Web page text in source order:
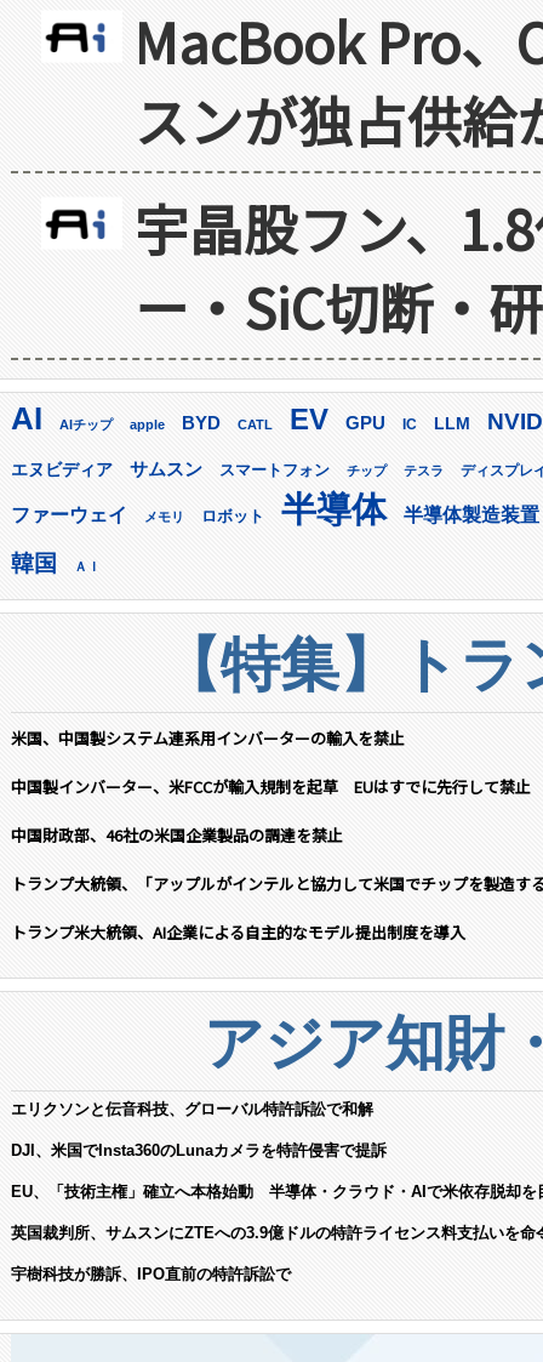
MacBook Pro
スンが独占供給
宇晶股フン、
ー・SiC切断・
AI AIチップ apple BYD CATL EV GPU IC LLM
エヌビディア サムスン スマートフォン チップ テスラ ディスプレ
ファーウェイ メモリ ロボット 半導体 半導体製造装置
韓国 ＡＩ
【特集】ト
米国、中国製システム連系用インバーターの輸入を禁止
中国製インバーター、米FCCが輸入規制を起草 EUはすでに先行して禁止
中国財政部、46社の米国企業製品の調達を禁止
トランプ大統領、「アップルがインテルと協力して米国でチップを製造す
トランプ米大統領、AI企業による自主的なモデル提出制度を導入
アジア知財
エリクソンと伝音科技、グローバル特許訴訟で和解
DJI、米国でInsta360のLunaカメラを特許侵害で提訴
EU、「技術主権」確立へ本格始動 半導体・クラウド・AIで米依存脱却を
英国裁判所、サムスンにZTEへの3.9億ドルの特許ライセンス料支払いを命
宇樹科技が勝訴、IPO直前の特許訴訟で